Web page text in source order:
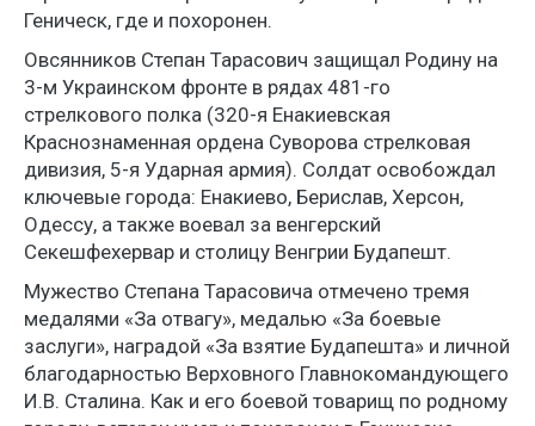
Геническ, где и похоронен.
Овсянников Степан Тарасович защищал Родину на
3-м Украинском фронте в рядах 481-го
стрелкового полка (320-я Енакиевская
Краснознаменная ордена Суворова стрелковая
дивизия, 5-я Ударная армия). Солдат освобождал
ключевые города: Енакиево, Берислав, Херсон,
Одессу, а также воевал за венгерский
Секешфехервар и столицу Венгрии Будапешт.
Мужество Степана Тарасовича отмечено тремя
медалями «За отвагу», медалью «За боевые
заслуги», наградой «За взятие Будапешта» и личной
благодарностью Верховного Главнокомандующего
И.В. Сталина. Как и его боевой товарищ по родному